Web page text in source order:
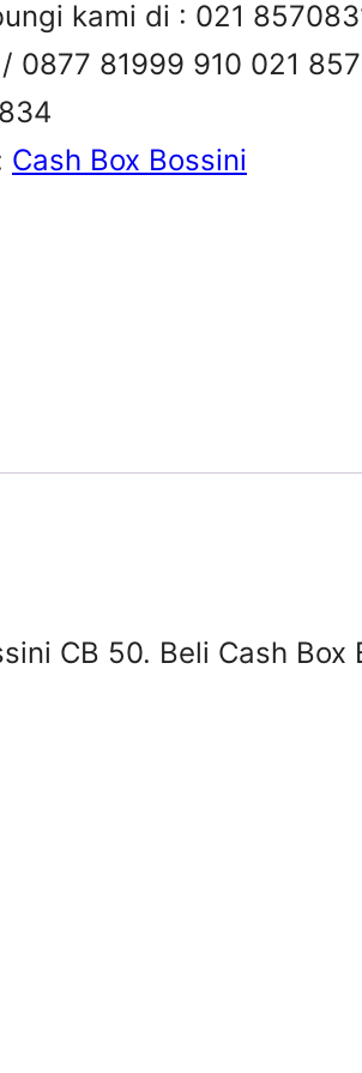
kami di : 021
0877 81999 910 021
Cash Box Bossini
CB 50. Beli Cash Box